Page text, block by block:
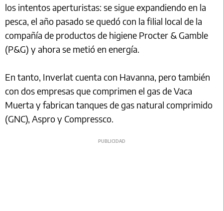
los intentos aperturistas: se sigue expandiendo en la
pesca, el año pasado se quedó con la filial local de la
compañía de productos de higiene Procter & Gamble
(P&G) y ahora se metió en energía.
En tanto, Inverlat cuenta con Havanna, pero también
con dos empresas que comprimen el gas de Vaca
Muerta y fabrican tanques de gas natural comprimido
(GNC), Aspro y Compressco.